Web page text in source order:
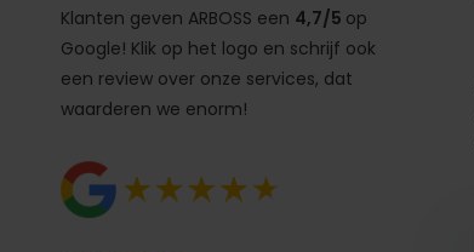
Klanten geven ARBOSS een 4,7/5 op
Google! Klik op het logo en schrijf ook
een review over onze services, dat
waarderen we enorm!